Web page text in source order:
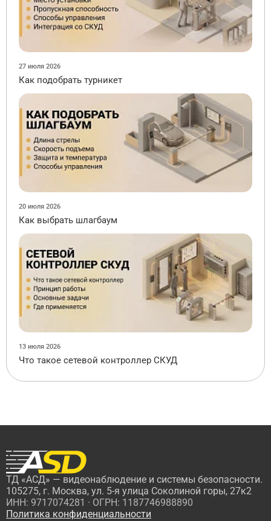
27 июля 2026
Как подобрать турникет
20 июля 2026
Как выбрать шлагбаум
13 июля 2026
Что такое сетевой контроллер СКУД
ТД «АСД» — видеонаблюдение и системы безопасности.
105275, г. Москва, ул. 5-я улица Соколиной горы, 27к2
ИНН: 9717074281 · ОГРН: 1187746988890
Политика конфиденциальности